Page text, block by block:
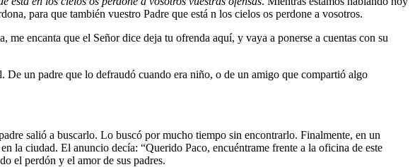
para que también vuestro Padre que está n los cielos os perdone a vosotros.
encanta que el Señor dice deja tu ofrenda aquí, y vaya a ponerse a cuentas con su
De un padre que lo defraudó cuando era niño, o de un amigo que compartió algo
salió a buscarlo. Lo buscó por mucho tiempo sin encontrarlo. Finalmente, en un
la ciudad. El anuncio decía: “Querido Paco, encuéntrame frente a la oficina de este
el perdón y el amor de sus padres.